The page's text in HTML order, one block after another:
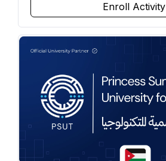
Enroll Activity